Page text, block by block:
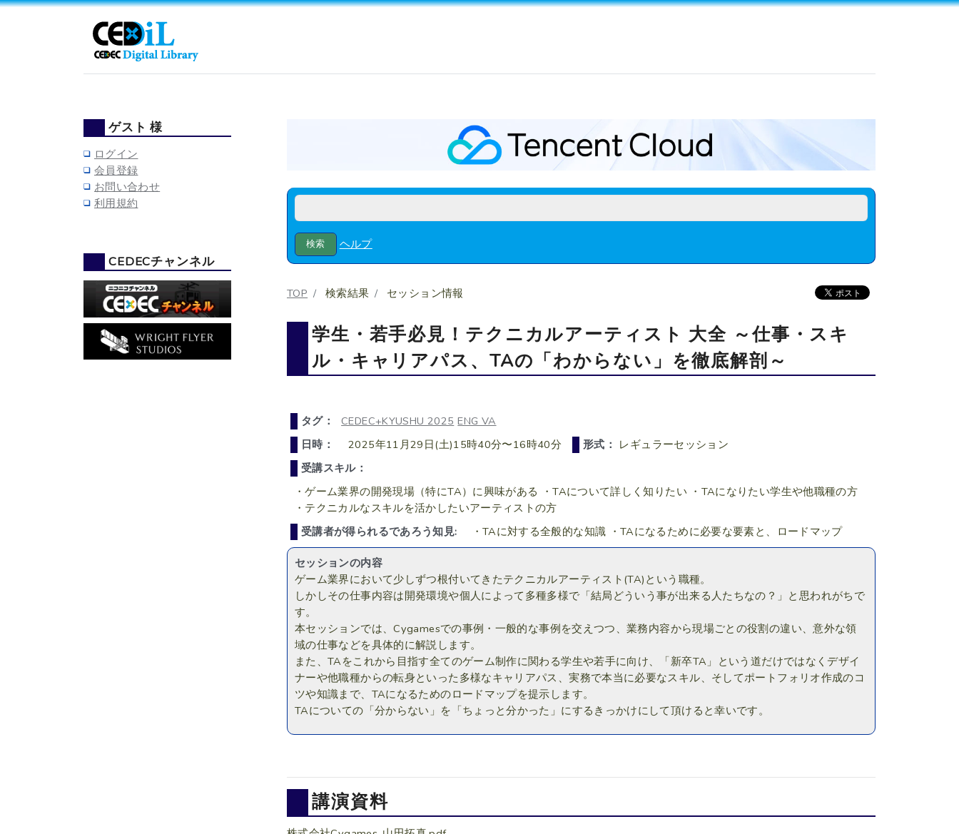
ヘルプ
TOP 検索結果 セッション情報
学生・若手必見！テクニカルアーティスト 大全 ～仕事・スキ
ル・キャリアパス、TAの「わからない」を徹底解剖～
タグ： CEDEC+KYUSHU 2025 ENG VA
日時：
2025年11月29日(土)15時40分〜16時40分 形式： レギュラーセッション
受講スキル：
・ゲーム業界の開発現場（特にTA）に興味がある ・TAについて詳しく知りたい ・TAになりたい学生や他職種の方
・テクニカルなスキルを活かしたいアーティストの方
受講者が得られるであろう知見:
・TAに対する全般的な知識 ・TAになるために必要な要素と、ロードマップ
セッションの内容
ゲーム業界において少しずつ根付いてきたテクニカルアーティスト(TA)という職種。
しかしその仕事内容は開発環境や個人によって多種多様で「結局どういう事が出来る人たちなの？」と思われがちで
す。
本セッションでは、Cygamesでの事例・一般的な事例を交えつつ、業務内容から現場ごとの役割の違い、意外な領
域の仕事などを具体的に解説します。
また、TAをこれから目指す全てのゲーム制作に関わる学生や若手に向け、
「新卒TA」という道だけではなくデザイ
ナーや他職種からの転身といった多様なキャリアパス、実務で本当に必要なスキル、 そしてポートフォリオ作成のコ
ツや知識まで、TAになるためのロードマップを提示します。
TAについての「分からない」を「ちょっと分かった」にするきっかけにして頂けると幸いです。
講演資料
ゲスト 様
ログイン
会員登録
お問い合わせ
利用規約
CEDECチャンネル